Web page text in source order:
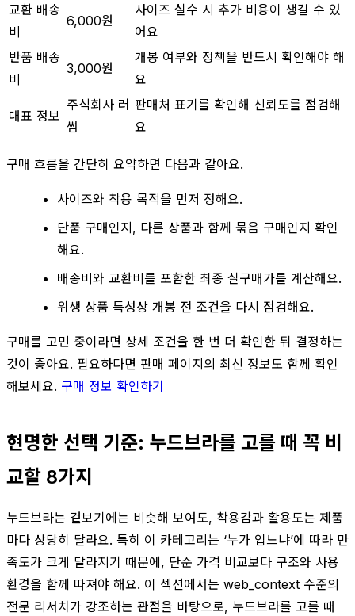
교환 배송
비
6,000원
사이즈 실수 시 추가 비용이 생길 수 있
어요
반품 배송
비
3,000원
개봉 여부와 정책을 반드시 확인해야 해
요
대표 정보
주식회사 러
썸
판매처 표기를 확인해 신뢰도를 점검해
요
구매 흐름을 간단히 요약하면 다음과 같아요.
사이즈와 착용 목적을 먼저 정해요.
단품 구매인지, 다른 상품과 함께 묶음 구매인지 확인
해요.
배송비와 교환비를 포함한 최종 실구매가를 계산해요.
위생 상품 특성상 개봉 전 조건을 다시 점검해요.
구매를 고민 중이라면 상세 조건을 한 번 더 확인한 뒤 결정하는
것이 좋아요. 필요하다면 판매 페이지의 최신 정보도 함께 확인
해보세요. 구매 정보 확인하기
현명한 선택 기준: 누드브라를 고를 때 꼭 비
교할 8가지
누드브라는 겉보기에는 비슷해 보여도, 착용감과 활용도는 제품
마다 상당히 달라요. 특히 이 카테고리는 ‘누가 입느냐’에 따라 만
족도가 크게 달라지기 때문에, 단순 가격 비교보다 구조와 사용
환경을 함께 따져야 해요. 이 섹션에서는 web_context 수준의
전문 리서치가 강조하는 관점을 바탕으로, 누드브라를 고를 때